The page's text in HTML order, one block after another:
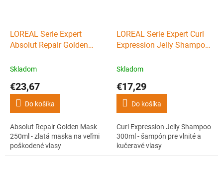
LOREAL Serie Expert
Absolut Repair Golden
na veľmi poškodené vlasy
Skladom
€23,67
Do košíka
Absolut Repair Golden Mask
250ml - zlatá maska na veľmi
poškodené vlasy
LOREAL Serie Expert Curl
Expression Jelly Shampoo
a kučeravé vlasy
Skladom
€17,29
Do košíka
Curl Expression Jelly Shampoo
300ml - šampón pre vlnité a
kučeravé vlasy